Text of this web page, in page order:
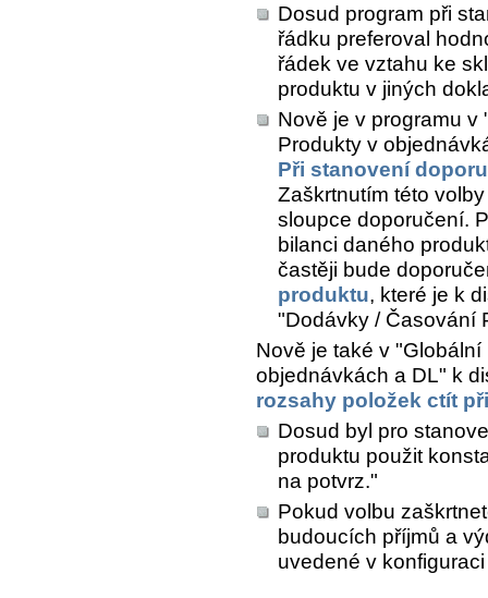
Dosud program při
řádku preferoval
řádek ve vztahu ke
produktu v jiných
Nově je v programu v
Produkty v
Při stanovení
Zaškrtnutím této
sloupce doporučení.
bilanci daného
častěji bude
produktu, které je k
"Dodávky / Časování
Nově je také v
objednávkách a DL" k
rozsahy položek ctít
Dosud byl pro
produktu použit
na potvrz."
Pokud volbu
budoucích příjmů a
uvedené v